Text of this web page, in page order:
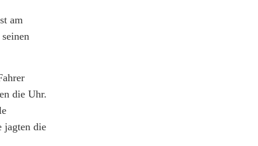
am
die Uhr.
jagten die